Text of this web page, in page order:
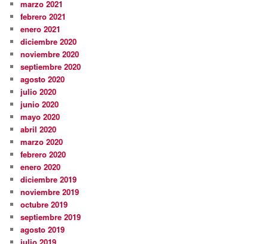
marzo 2021
febrero 2021
enero 2021
diciembre 2020
noviembre 2020
septiembre 2020
agosto 2020
julio 2020
junio 2020
mayo 2020
abril 2020
marzo 2020
febrero 2020
enero 2020
diciembre 2019
noviembre 2019
octubre 2019
septiembre 2019
agosto 2019